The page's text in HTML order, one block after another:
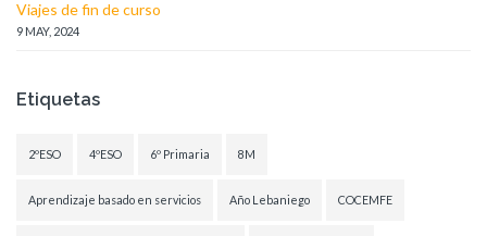
Viajes de fin de curso
9 MAY, 2024
Etiquetas
2ºESO 4ºESO 6º Primaria 8M
Aprendizaje basado en servicios Año Lebaniego COCEMFE